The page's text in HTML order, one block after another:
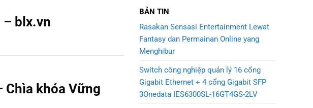
– blx.vn
Chìa khóa Vững
BẢN TIN
Rasakan Sensasi Entertainment Lewat
Fantasy dan Permainan Online yang
Menghibur
Switch công nghiệp quản lý 16 cổng
Gigabit Ethernet + 4 cổng Gigabit SFP
3Onedata IES6300SL-16GT4GS-2LV